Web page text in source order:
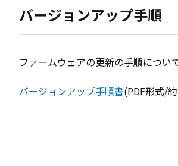
バージョンアップ手順
ファームウェアの更新の手順につい
バージョンアップ手順書(PDF形式/